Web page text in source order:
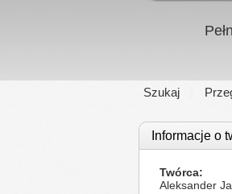
Szukaj
Informacje o
Twórca
Aleksander